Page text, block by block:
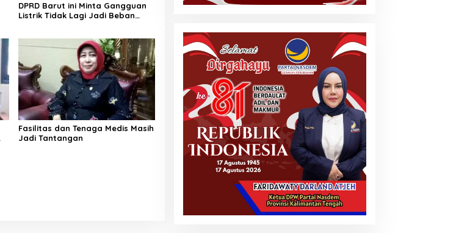
DPRD Barut ini Minta Gangguan
Listrik Tidak Lagi Jadi Beban
Fasilitas dan Tenaga Medis Masih
Jadi Tantangan